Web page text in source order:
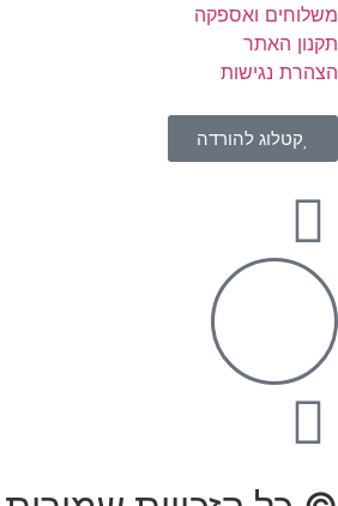
משלוחים ואספקה
תקנון האתר
הצהרת נגישות
קטלוג להורדה